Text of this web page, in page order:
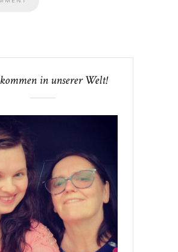
in unserer Welt!